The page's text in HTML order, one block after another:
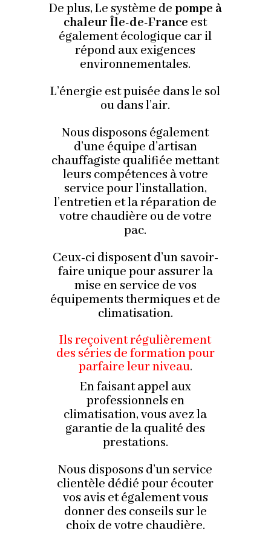
De plus, Le système de pompe à
chaleur Île-de-France est
également écologique car il
répond aux exigences
environnementales.
L’énergie est puisée dans le sol
ou dans l’air.
Nous disposons également
d’une équipe d’artisan
chauffagiste qualifiée mettant
leurs compétences à votre
service pour l’installation,
l’entretien et la réparation de
votre chaudière ou de votre
pac.
Ceux-ci disposent d’un savoir-
faire unique pour assurer la
mise en service de vos
équipements thermiques et de
climatisation.
Ils reçoivent régulièrement
des séries de formation pour
parfaire leur niveau.
En faisant appel aux
professionnels en
climatisation, vous avez la
garantie de la qualité des
prestations.
Nous disposons d’un service
clientèle dédié pour écouter
vos avis et également vous
donner des conseils sur le
choix de votre chaudière.